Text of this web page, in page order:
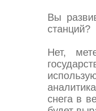
Вы
станций?
Нет,
снега в